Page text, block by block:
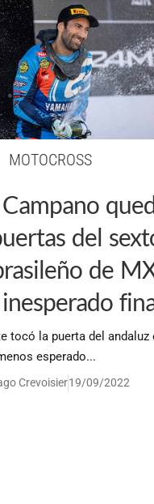
MOTOCROSS
del
de
tocó la puerta del andaluz
esperado...
Crevoisier19/09/2022